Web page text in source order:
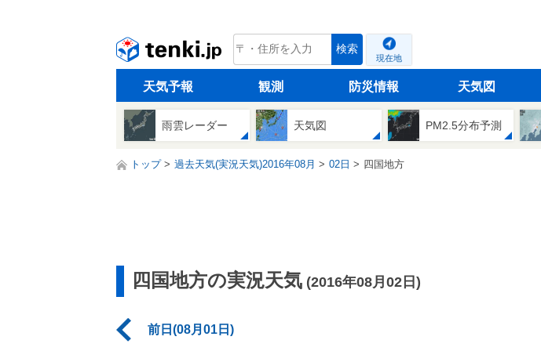
tenki.jp 検索
現在地
天気予報 観測 防災情報 天気図
雨雲レーダー 天気図 PM2.5分布予測
トップ 過去天気(実況天気)2016年08月 02日 四国地方
四国地方の実況天気 (2016年08月02日)
前日(08月01日)